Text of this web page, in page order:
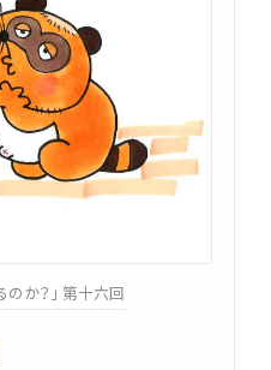
か？」 第十六回